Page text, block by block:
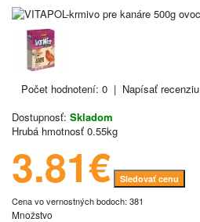
Počet hodnotení: 0 | Napísať recenziu
Dostupnosť: Skladom
Hrubá hmotnosť 0.55kg
3.81€ Sledovať cenu
Cena vo vernostných bodoch: 381
Množstvo